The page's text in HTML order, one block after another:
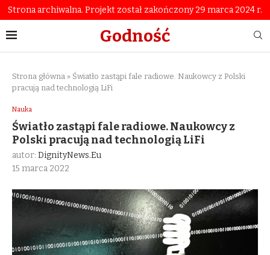
Strona archiwalna. Projekt został zakończony 29 marca 2024 r.
Godność
Strona główna » Światło zastąpi fale radiowe. Naukowcy z Polski
pracują nad technologią LiFi
Nauka
Światło zastąpi fale radiowe. Naukowcy z
Polski pracują nad technologią LiFi
autor: DignityNews.eu
15 marca 2022